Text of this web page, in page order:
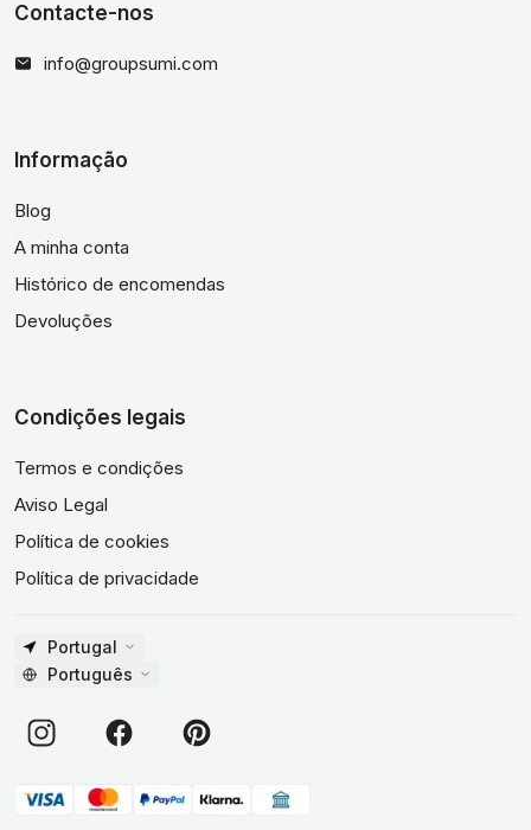
Contacte-nos
info@groupsumi.com
Informação
Blog
A minha conta
Histórico de encomendas
Devoluções
Condições legais
Termos e condições
Aviso Legal
Política de cookies
Política de privacidade
Portugal
Português